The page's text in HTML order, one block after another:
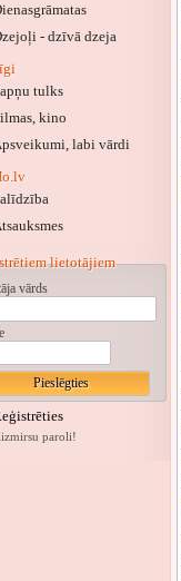
- dzīvā dzeja
tulks
kino
, labi vārdi
lietotājiem
vārds
paroli!